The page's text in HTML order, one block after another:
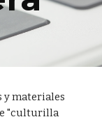
y materiales
"culturilla